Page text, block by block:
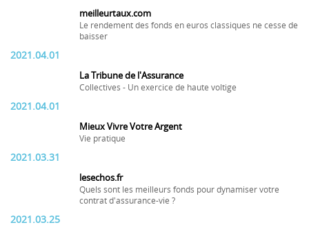
meilleurtaux.com
Le rendement des fonds en euros classiques ne cesse de
baisser
2021.04.01
La Tribune de l'Assurance
Collectives - Un exercice de haute voltige
2021.04.01
Mieux Vivre Votre Argent
Vie pratique
2021.03.31
lesechos.fr
Quels sont les meilleurs fonds pour dynamiser votre
contrat d'assurance-vie ?
2021.03.25